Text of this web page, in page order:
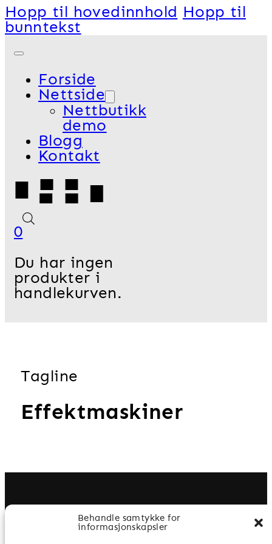
Behandle samtykke for
informasjonskapsler
Hopp til hovedinnhold
Hopp til
bunntekst
Forside
Nettside
Nettbutikk
demo
Blogg
Kontakt
0
Du har ingen
produkter i
handlekurven.
Effektmaskiner
Tagline